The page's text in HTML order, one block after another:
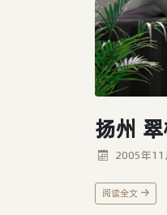
扬州
2005年11
阅读全文